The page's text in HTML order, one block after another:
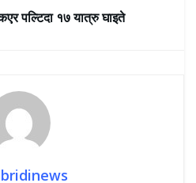
पल्टिदा १७ यात्रु घाइते